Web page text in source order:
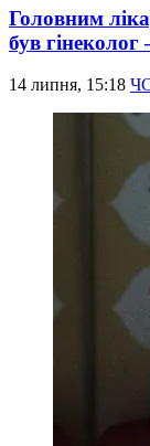
Головним
був гінеколог
14 липня, 15:18